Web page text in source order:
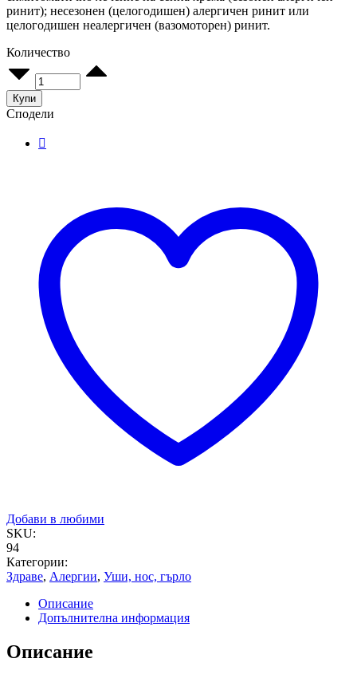
ринит); несезонен (целогодишен) алергичен ринит или
целогодишен неалергичен (вазомоторен) ринит.
Количество
Алергодил
спрей
за
нос
quantity
Купи
Сподели
Добави в любими
SKU:
94
Категории:
Здраве, Алергии, Уши, нос, гърло
Описание
Допълнителна информация
Описание